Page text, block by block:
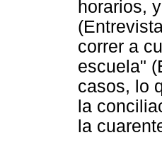
horarios,
correr a
escuela"
casos, lo
la
la